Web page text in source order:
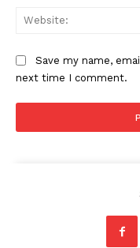
Save my name,
next time I comment.